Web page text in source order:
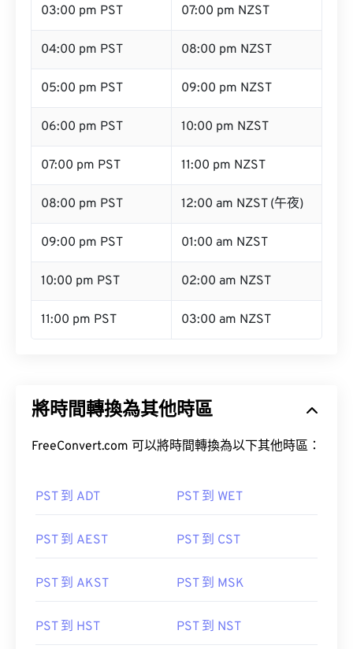
03:00 pm PST 07:00 pm NZST
04:00 pm PST 08:00 pm NZST
05:00 pm PST 09:00 pm NZST
06:00 pm PST 10:00 pm NZST
07:00 pm PST 11:00 pm NZST
08:00 pm PST 12:00 am NZST (午夜)
09:00 pm PST 01:00 am NZST
10:00 pm PST 02:00 am NZST
11:00 pm PST 03:00 am NZST
將時間轉換為其他時區
FreeConvert.com 可以將時間轉換為以下其他時區：
PST 到 ADT PST 到 WET
PST 到 AEST PST 到 CST
PST 到 AKST PST 到 MSK
PST 到 HST PST 到 NST